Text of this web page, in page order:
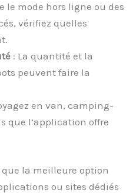
mode hors ligne ou des
vérifiez quelles
: La quantité et la
peuvent faire la
en van, camping-
que l’application offre
la meilleure option
ou sites dédiés